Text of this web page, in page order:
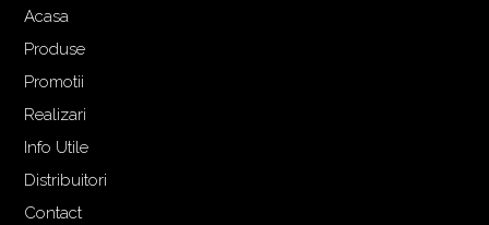
Acasa
Produse
Promotii
Realizari
Info Utile
Distribuitori
Contact